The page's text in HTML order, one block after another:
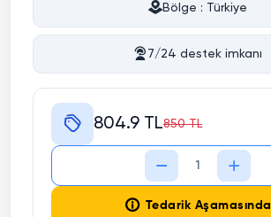
Bölge : Türkiye
7/24 destek imkanı
804.9 TL850 TL
Tedarik Aşamasında